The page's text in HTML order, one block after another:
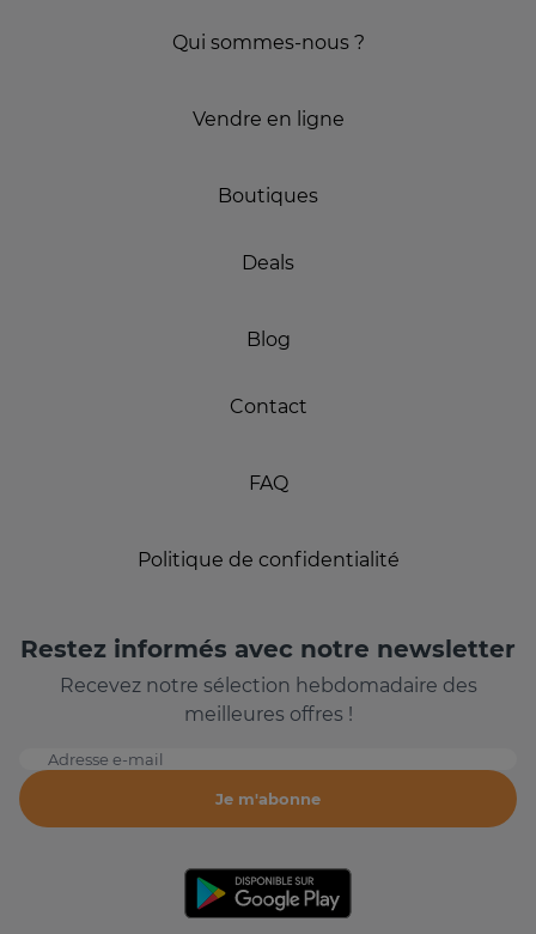
Qui sommes-nous ?
Vendre en ligne
Boutiques
Deals
Blog
Contact
FAQ
Politique de confidentialité
Restez informés avec notre newsletter
Recevez notre sélection hebdomadaire des
meilleures offres !
Adresse e-mail
Je m'abonne